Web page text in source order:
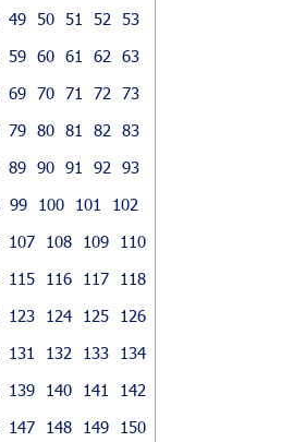
49 50 51 52
53
59 60 61 62
63
69 70 71 72
73
79 80 81 82
83
89 90 91 92
93
99 100 101
102
107 108 109
110
115 116 117
118
123 124 125
126
131 132 133
134
139 140 141
142
147 148 149
150